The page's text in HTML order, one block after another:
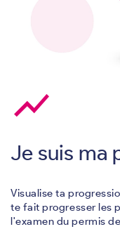
show_chart
Je suis ma
Visualise ta
te fait progresser les
l'examen du permis